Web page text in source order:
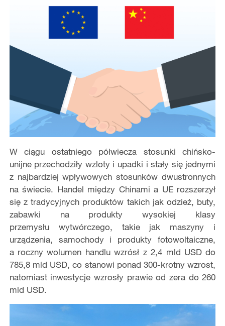
W ciągu ostatniego półwiecza stosunki chińsko-
unijne przechodziły wzloty i upadki i stały się jednymi
z najbardziej wpływowych stosunków dwustronnych
na świecie. Handel między Chinami a UE rozszerzył
się z tradycyjnych produktów takich jak odzież, buty,
zabawki na produkty wysokiej klasy
przemysłu wytwórczego, takie jak maszyny i
urządzenia, samochody i produkty fotowoltaiczne,
a roczny wolumen handlu wzrósł z 2,4 mld USD do
785,8 mld USD, co stanowi ponad 300-krotny wzrost,
natomiast inwestycje wzrosły prawie od zera do 260
mld USD.